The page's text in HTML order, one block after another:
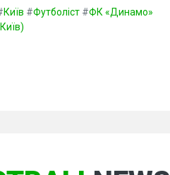
Київ #Футболіст #ФК «Динамо»